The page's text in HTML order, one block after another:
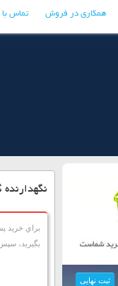
همکاری در فروش تماس با
ثبت نهایی
نگهدارنده
براي خريد
بگيريد،